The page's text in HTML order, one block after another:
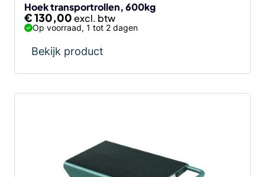
Hoek transportrollen, 600kg
€130,00
Op voorraad, 1 tot 2 dagen
Bekijk product